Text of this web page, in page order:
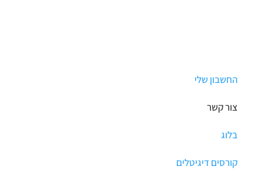
החשבון שלי
צור קשר
בלוג
קורסים דיגיטלים